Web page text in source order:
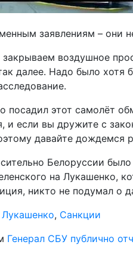
заявлениям – они
воздушное
далее. Надо было хотя
посадил этот самолёт
и если вы дружите с
давайте дождемся
Белоруссии
на Лукашенко,
никто не подумал о
Лукашенко, Санкции
Генерал СБУ публично